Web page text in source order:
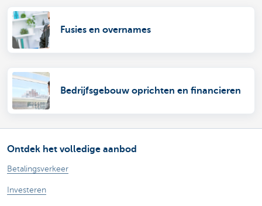
Fusies en overnames
Bedrijfsgebouw oprichten en financieren
Ontdek het volledige aanbod
Betalingsverkeer
Investeren